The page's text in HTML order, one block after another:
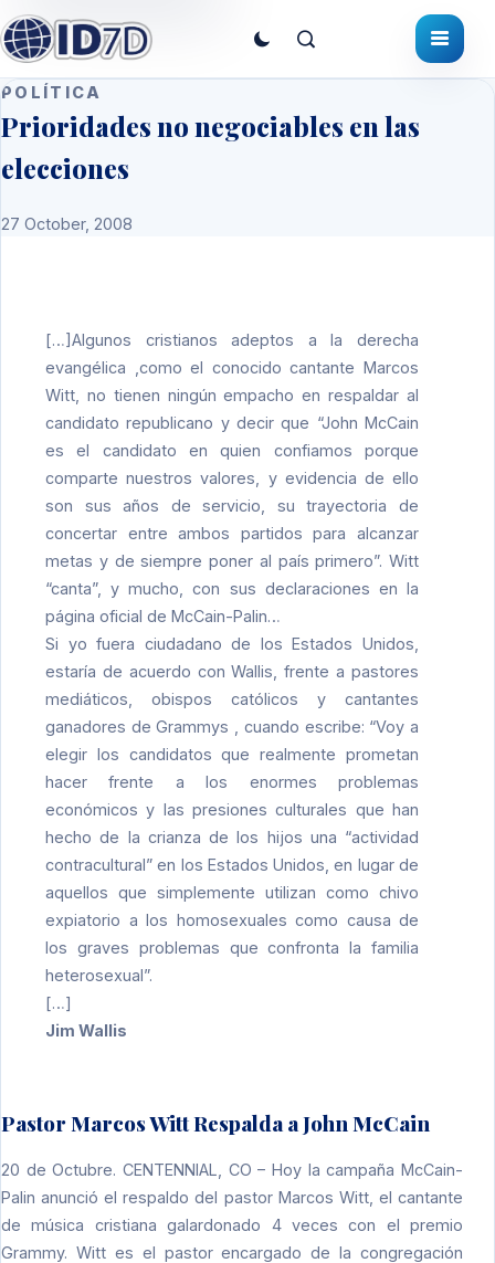
POLÍTICA
Prioridades no negociables en las
elecciones
27 October, 2008
[…]Algunos cristianos adeptos a la derecha
evangélica ,como el conocido cantante Marcos
Witt, no tienen ningún empacho en respaldar al
candidato republicano y decir que “John McCain
es el candidato en quien confiamos porque
comparte nuestros valores, y evidencia de ello
son sus años de servicio, su trayectoria de
concertar entre ambos partidos para alcanzar
metas y de siempre poner al país primero”. Witt
“canta”, y mucho, con sus declaraciones en la
página oficial de McCain-Palin…
Si yo fuera ciudadano de los Estados Unidos,
estaría de acuerdo con Wallis, frente a pastores
mediáticos, obispos católicos y cantantes
ganadores de Grammys , cuando escribe: “Voy a
elegir los candidatos que realmente prometan
hacer frente a los enormes problemas
económicos y las presiones culturales que han
hecho de la crianza de los hijos una “actividad
contracultural” en los Estados Unidos, en lugar de
aquellos que simplemente utilizan como chivo
expiatorio a los homosexuales como causa de
los graves problemas que confronta la familia
heterosexual”.
[…]
Jim Wallis
Pastor Marcos Witt Respalda a John McCain
20 de Octubre. CENTENNIAL, CO – Hoy la campaña McCain-
Palin anunció el respaldo del pastor Marcos Witt, el cantante
de música cristiana galardonado 4 veces con el premio
Grammy. Witt es el pastor encargado de la congregación